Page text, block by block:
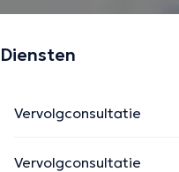
Diensten
Vervolgconsultatie
Vervolgconsultatie